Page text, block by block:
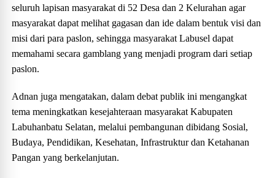
seluruh lapisan masyarakat di 52 Desa dan 2 Kelurahan agar
masyarakat dapat melihat gagasan dan ide dalam bentuk visi dan
misi dari para paslon, sehingga masyarakat Labusel dapat
memahami secara gamblang yang menjadi program dari setiap
paslon.
Adnan juga mengatakan, dalam debat publik ini mengangkat
tema meningkatkan kesejahteraan masyarakat Kabupaten
Labuhanbatu Selatan, melalui pembangunan dibidang Sosial,
Budaya, Pendidikan, Kesehatan, Infrastruktur dan Ketahanan
Pangan yang berkelanjutan.